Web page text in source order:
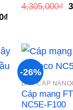
₫Giá
3,885,000₫.
4,305,000₫
-26%
DÂY CÁP
Cáp mạng
NC5E-F100